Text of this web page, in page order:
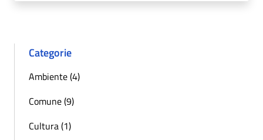
Categorie
Ambiente (4)
Comune (9)
Cultura (1)